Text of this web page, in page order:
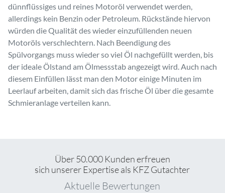
dünnflüssiges und reines Motoröl verwendet werden,
allerdings kein Benzin oder Petroleum. Rückstände hiervon
würden die Qualität des wieder einzufüllenden neuen
Motoröls verschlechtern. Nach Beendigung des
Spülvorgangs muss wieder so viel Öl nachgefüllt werden, bis
der ideale Ölstand am Ölmessstab angezeigt wird. Auch nach
diesem Einfüllen lässt man den Motor einige Minuten im
Leerlauf arbeiten, damit sich das frische Öl über die gesamte
Schmieranlage verteilen kann.
Über 50.000 Kunden erfreuen
sich unserer Expertise als KFZ Gutachter
Aktuelle Bewertungen